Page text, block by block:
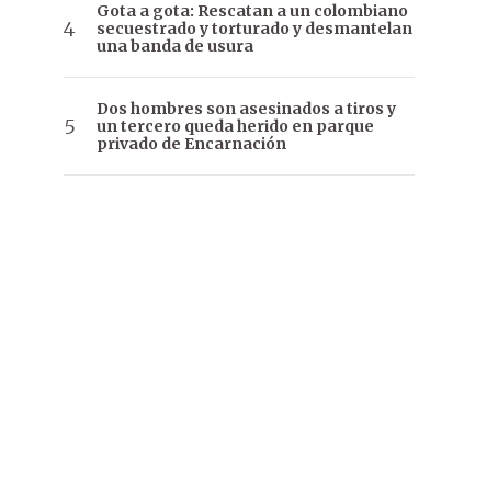
Gota a gota: Rescatan a un colombiano
secuestrado y torturado y desmantelan
una banda de usura
Dos hombres son asesinados a tiros y
un tercero queda herido en parque
privado de Encarnación